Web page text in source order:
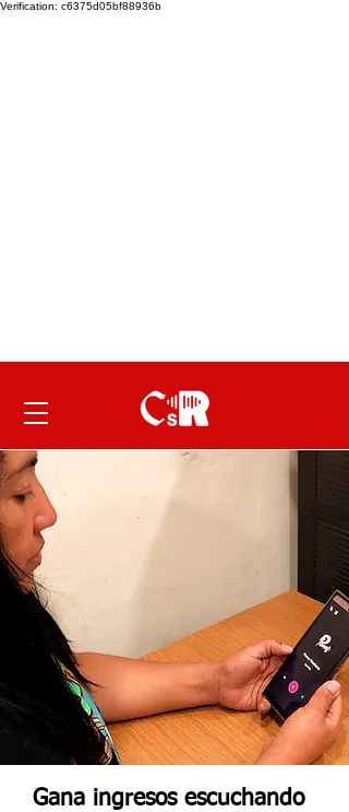
Verification: c6375d05bf88936b
Gana ingresos escuchando